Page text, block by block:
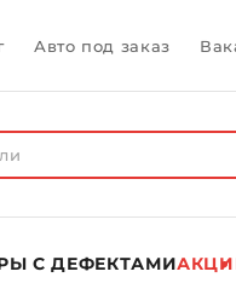
Авто под заказ
C ДЕФЕКТАМИ